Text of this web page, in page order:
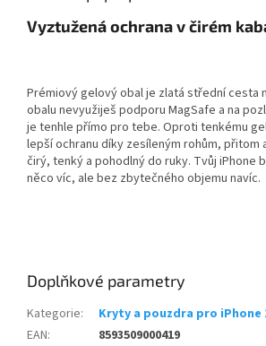
Vyztužená ochrana v čirém
Prémiový gelový obal je zlatá střední cesta
obalu nevyužiješ podporu MagSafe a na
je tenhle přímo pro tebe. Oproti tenkému
lepší ochranu díky zesíleným rohům, přitom
čirý, tenký a pohodlný do ruky. Tvůj iPhone
něco víc, ale bez zbytečného objemu navíc.
Doplňkové parametry
Kategorie:
Kryty a pouzdra pro iPhone
EAN:
8593509000419